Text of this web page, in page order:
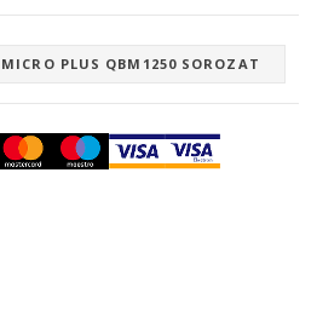
PLUS QBM1250 SOROZAT